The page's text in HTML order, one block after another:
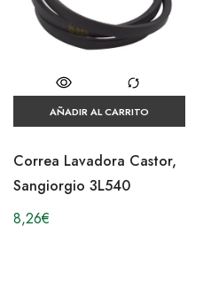
AÑADIR AL CARRITO
Correa Lavadora Castor,
Sangiorgio 3L540
8,26€